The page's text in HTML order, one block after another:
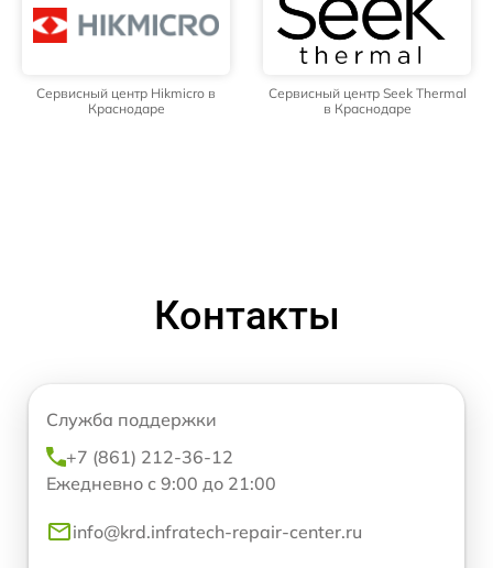
Сервисный центр Hikmicro в
Краснодаре
Сервисный центр Seek Thermal
в Краснодаре
Контакты
Служба поддержки
+7 (861) 212-36-12
Ежедневно с 9:00 до 21:00
info@krd.infratech-repair-center.ru